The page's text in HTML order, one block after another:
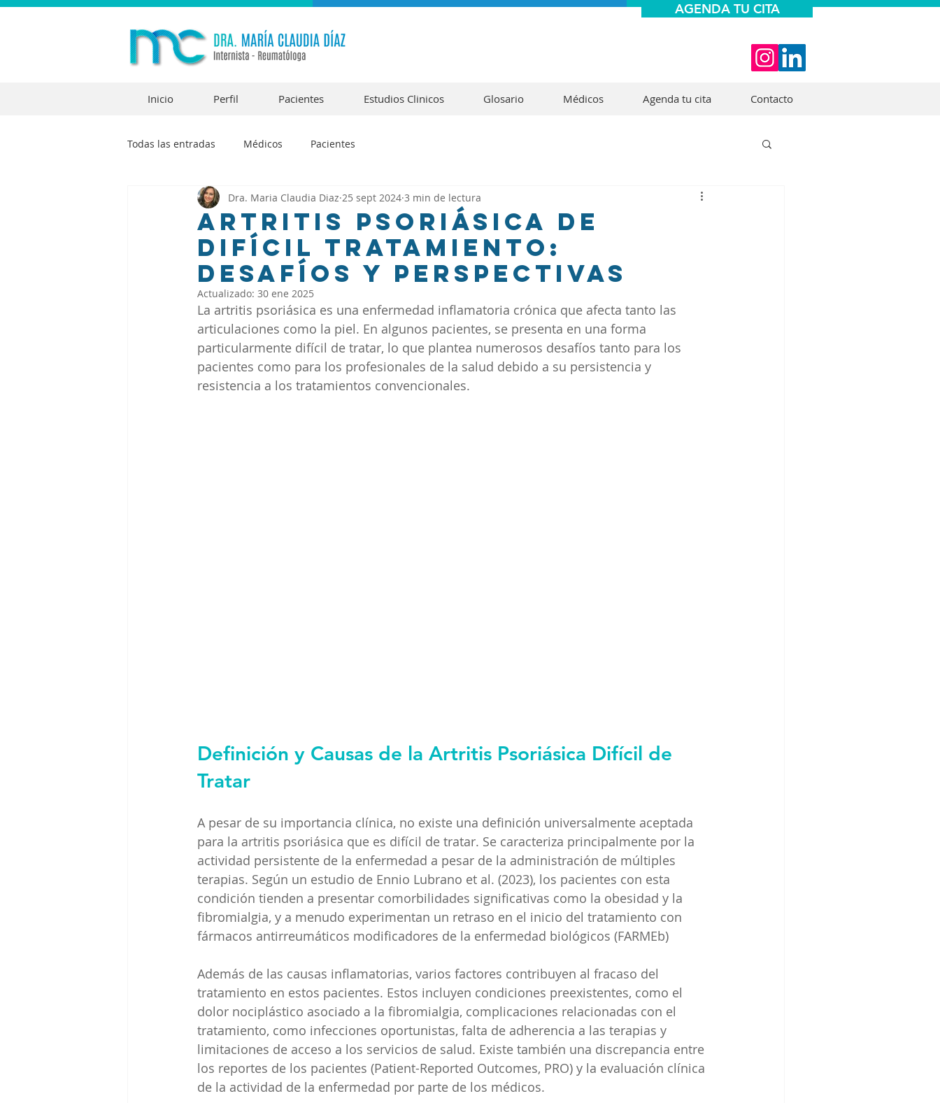
AGENDA TU CITA
Inicio Perfil Pacientes Estudios Clinicos Glosario Médicos Agenda tu cita Contacto
Todas las entradas Médicos Pacientes
Artritis Psoriásica de
Difícil Tratamiento:
Desafíos y Perspectivas
Dra. Maria Claudia Diaz 25 sept 2024 3 min de lectura
Actualizado: 30 ene 2025
La artritis psoriásica es una enfermedad inflamatoria crónica que afecta tanto las
articulaciones como la piel. En algunos pacientes, se presenta en una forma
particularmente difícil de tratar, lo que plantea numerosos desafíos tanto para los
pacientes como para los profesionales de la salud debido a su persistencia y
resistencia a los tratamientos convencionales.
Definición y Causas de la Artritis Psoriásica Difícil de
Tratar
A pesar de su importancia clínica, no existe una definición universalmente aceptada
para la artritis psoriásica que es difícil de tratar. Se caracteriza principalmente por la
actividad persistente de la enfermedad a pesar de la administración de múltiples
terapias. Según un estudio de Ennio Lubrano et al. (2023), los pacientes con esta
condición tienden a presentar comorbilidades significativas como la obesidad y la
fibromialgia, y a menudo experimentan un retraso en el inicio del tratamiento con
fármacos antirreumáticos modificadores de la enfermedad biológicos (FARMEb)​
Además de las causas inflamatorias, varios factores contribuyen al fracaso del
tratamiento en estos pacientes. Estos incluyen condiciones preexistentes, como el
dolor nociplástico asociado a la fibromialgia, complicaciones relacionadas con el
tratamiento, como infecciones oportunistas, falta de adherencia a las terapias y
limitaciones de acceso a los servicios de salud. Existe también una discrepancia entre
los reportes de los pacientes (Patient-Reported Outcomes, PRO) y la evaluación clínica
de la actividad de la enfermedad por parte de los médicos​.